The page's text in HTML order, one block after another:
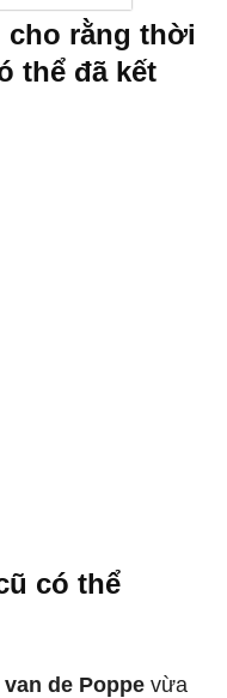
cho rằng thời
thể đã kết
có thể
de Poppe vừa